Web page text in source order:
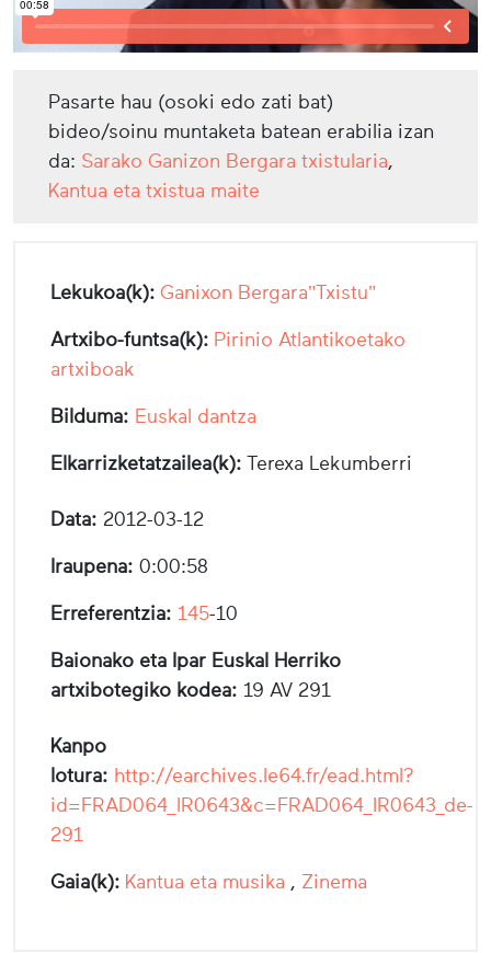
Pasarte hau (osoki edo zati bat)
bideo/soinu muntaketa batean erabilia izan
da: Sarako Ganizon Bergara txistularia,
Kantua eta txistua maite
Lekukoa(k): Ganixon Bergara"Txistu"
Artxibo-funtsa(k): Pirinio Atlantikoetako
artxiboak
Bilduma: Euskal dantza
Elkarrizketatzailea(k): Terexa Lekumberri
Data: 2012-03-12
Iraupena: 0:00:58
Erreferentzia: 145-10
Baionako eta Ipar Euskal Herriko
artxibotegiko kodea: 19 AV 291
Kanpo
lotura: http://earchives.le64.fr/ead.html?
id=FRAD064_IR0643&c=FRAD064_IR0643_de-
291
Gaia(k): Kantua eta musika , Zinema